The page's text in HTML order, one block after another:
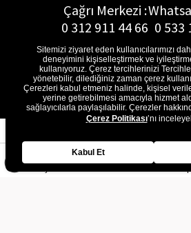
Çağrı Merkezi :
0 312 911 44 66 0 533
E-Posta
Sitemizi ziyaret eden kullanıcılarımızı
deneyimini kişiselleştirmek ve
kullanıyoruz. Çerez tercihlerinizi
yönetebilir, dilediğiniz zaman çerez
Çerezleri kabul etmeniz halinde, kişisel
yerine getirebilmesi amacıyla hizmet
sağlayıcılarla paylaşılabilir. Çerezler
Çerez Politikası’nı
Kabul Et